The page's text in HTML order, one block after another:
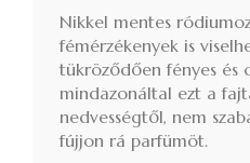
Nikkel mentes
fémérzékenyek is
tükröződően fényes és
mindazonáltal ezt a
nedvességtől, nem
fújjon rá parfümöt.